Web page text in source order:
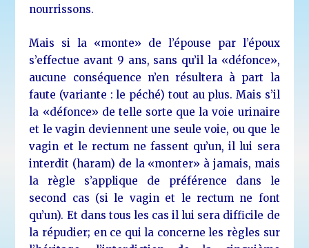
nourrissons.
Mais si la «monte» de l’épouse par l’époux
s’effectue avant 9 ans, sans qu’il la «défonce»,
aucune conséquence n’en résultera à part la
faute (variante : le péché) tout au plus. Mais s’il
la «défonce» de telle sorte que la voie urinaire
et le vagin deviennent une seule voie, ou que le
vagin et le rectum ne fassent qu’un, il lui sera
interdit (haram) de la «monter» à jamais, mais
la règle s’applique de préférence dans le
second cas (si le vagin et le rectum ne font
qu’un). Et dans tous les cas il lui sera difficile de
la répudier; en ce qui la concerne les règles sur